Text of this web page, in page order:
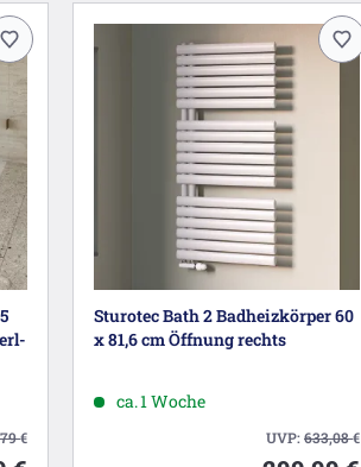
€
Sturotec Bath 2 Badheizkörper 60
x 81,6 cm Öffnung rechts
ca. 1 Woche
UVP:633,08€